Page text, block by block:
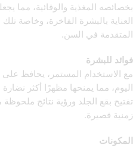
بخصائصه المغذية والوقائية، مما
العناية بالبشرة الفاخرة، وخاصة
المتقدمة في السن.
فوائد للبشرة
مع الاستخدام المستمر، يحافظ
اليوم، مما يمنحها مظهرًا أكثر نضارة
تفتيح بقع الجلد ورؤية نتائج
زمنية قصيرة.
المكونات